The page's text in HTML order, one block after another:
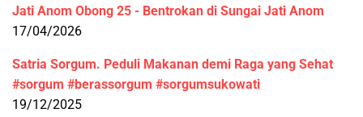
Jati Anom Obong 25 - Bentrokan di Sungai Jati Anom
17/04/2026
Satria Sorgum. Peduli Makanan demi Raga yang Sehat
#sorgum #berassorgum #sorgumsukowati
19/12/2025